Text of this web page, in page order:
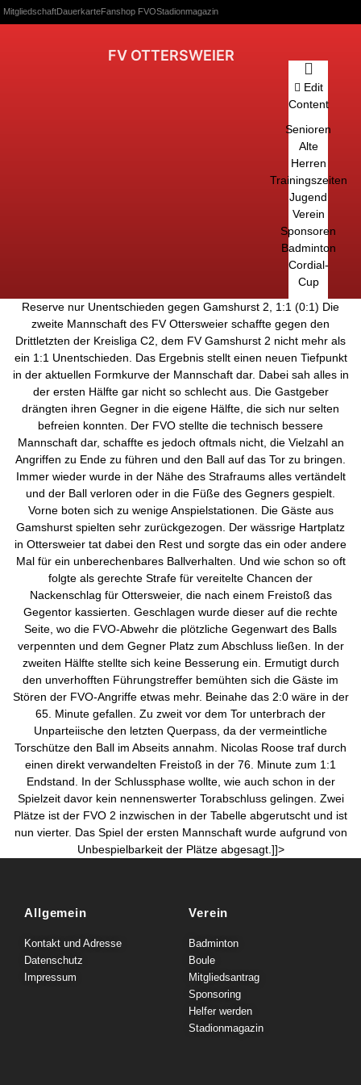
MitgliedschaftDauerkarteFanshop FVOStadionmagazin
FV OTTERSWEIER
Edit
Content
Senioren
Alte
Herren
Trainingszeiten
Jugend
Verein
Sponsoren
Badminton
Cordial-
Cup
Reserve nur Unentschieden gegen Gamshurst 2, 1:1 (0:1) Die
zweite Mannschaft des FV Ottersweier schaffte gegen den
Drittletzten der Kreisliga C2, dem FV Gamshurst 2 nicht mehr als
ein 1:1 Unentschieden. Das Ergebnis stellt einen neuen Tiefpunkt
in der aktuellen Formkurve der Mannschaft dar. Dabei sah alles in
der ersten Hälfte gar nicht so schlecht aus. Die Gastgeber
drängten ihren Gegner in die eigene Hälfte, die sich nur selten
befreien konnten. Der FVO stellte die technisch bessere
Mannschaft dar, schaffte es jedoch oftmals nicht, die Vielzahl an
Angriffen zu Ende zu führen und den Ball auf das Tor zu bringen.
Immer wieder wurde in der Nähe des Strafraums alles vertändelt
und der Ball verloren oder in die Füße des Gegners gespielt.
Vorne boten sich zu wenige Anspielstationen. Die Gäste aus
Gamshurst spielten sehr zurückgezogen. Der wässrige Hartplatz
in Ottersweier tat dabei den Rest und sorgte das ein oder andere
Mal für ein unberechenbares Ballverhalten. Und wie schon so oft
folgte als gerechte Strafe für vereitelte Chancen der
Nackenschlag für Ottersweier, die nach einem Freistoß das
Gegentor kassierten. Geschlagen wurde dieser auf die rechte
Seite, wo die FVO-Abwehr die plötzliche Gegenwart des Balls
verpennten und dem Gegner Platz zum Abschluss ließen. In der
zweiten Hälfte stellte sich keine Besserung ein. Ermutigt durch
den unverhofften Führungstreffer bemühten sich die Gäste im
Stören der FVO-Angriffe etwas mehr. Beinahe das 2:0 wäre in der
65. Minute gefallen. Zu zweit vor dem Tor unterbrach der
Unparteiische den letzten Querpass, da der vermeintliche
Torschütze den Ball im Abseits annahm. Nicolas Roose traf durch
einen direkt verwandelten Freistoß in der 76. Minute zum 1:1
Endstand. In der Schlussphase wollte, wie auch schon in der
Spielzeit davor kein nennenswerter Torabschluss gelingen. Zwei
Plätze ist der FVO 2 inzwischen in der Tabelle abgerutscht und ist
nun vierter. Das Spiel der ersten Mannschaft wurde aufgrund von
Unbespielbarkeit der Plätze abgesagt.]]>
Allgemein
Kontakt und Adresse
Datenschutz
Impressum
Verein
Badminton
Boule
Mitgliedsantrag
Sponsoring
Helfer werden
Stadionmagazin